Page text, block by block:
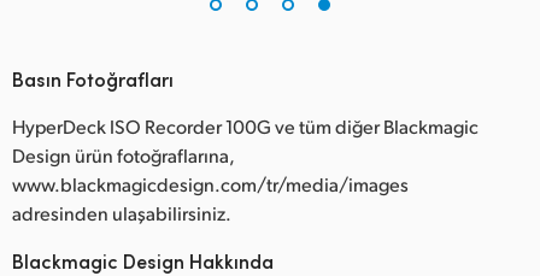
Basın Fotoğrafları
HyperDeck ISO Recorder 100G ve tüm diğer Blackmagic
Design ürün fotoğraflarına,
www.blackmagicdesign.com/tr/media/images
adresinden ulaşabilirsiniz.
Blackmagic Design Hakkında